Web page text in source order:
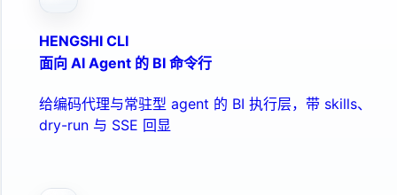
HENGSHI CLI
面向 AI Agent 的 BI 命令行
给编码代理与常驻型 agent 的 BI 执行层，带 skills、
dry-run 与 SSE 回显